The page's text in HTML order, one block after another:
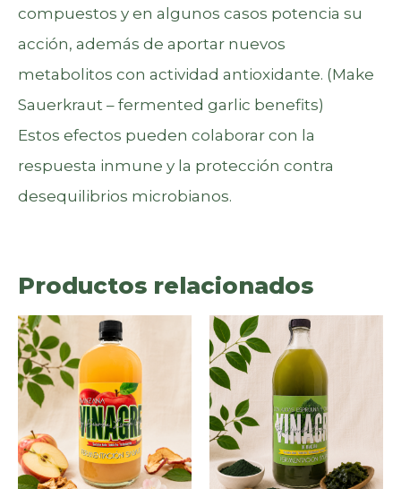
compuestos y en algunos casos potencia su
acción, además de aportar nuevos
metabolitos con actividad antioxidante. (Make
Sauerkraut – fermented garlic benefits)
Estos efectos pueden colaborar con la
respuesta inmune y la protección contra
desequilibrios microbianos.
Productos relacionados